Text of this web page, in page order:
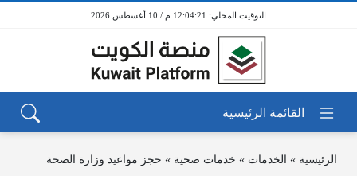
12:04:21 م / 10 أغسطس 2026
الرئيسية » الخدمات » خدمات صحية » حجز مواعيد وزارة الصحة